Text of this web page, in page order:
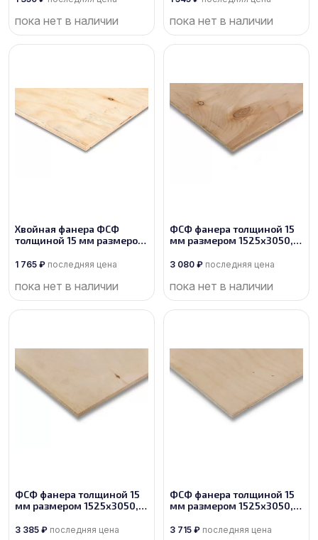
пока нет в наличии пока нет в наличии
Хвойная фанера ФСФ
толщиной 15 мм размером
1 765 ₽ последняя цена
пока нет в наличии
ФСФ фанера толщиной 15
мм размером 1525х3050,
3 080 ₽ последняя цена
пока нет в наличии
ФСФ фанера толщиной 15
мм размером 1525х3050,
3 385 ₽ последняя цена
ФСФ фанера толщиной 15
мм размером 1525х3050,
3 715 ₽ последняя цена